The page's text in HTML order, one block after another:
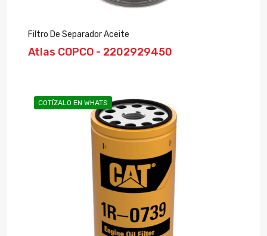
Filtro De Separador Aceite
Atlas COPCO - 2202929450
COTÍZALO EN WHATS